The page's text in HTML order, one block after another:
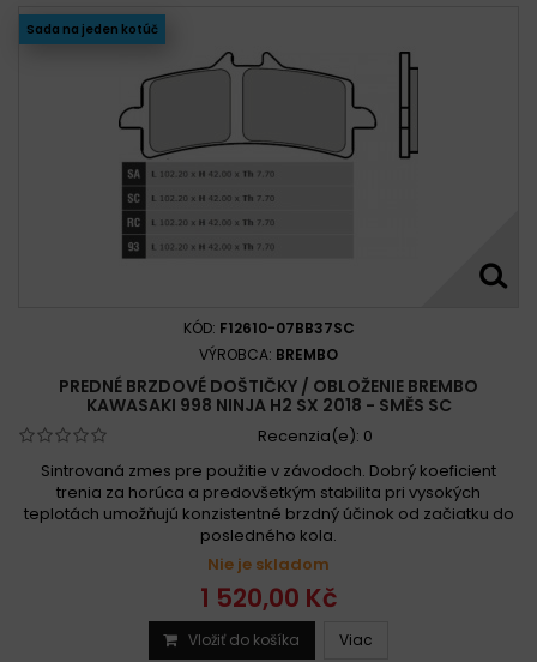
Sada na jeden kotúč
KÓD: F12610-07BB37SC
VÝROBCA: BREMBO
PREDNÉ BRZDOVÉ DOŠTIČKY / OBLOŽENIE BREMBO
KAWASAKI 998 NINJA H2 SX 2018 - SMĚS SC
Recenzia(e): 0
Sintrovaná zmes pre použitie v závodoch. Dobrý koeficient
trenia za horúca a predovšetkým stabilita pri vysokých
teplotách umožňujú konzistentné brzdný účinok od začiatku do
posledného kola.
Nie je skladom
1 520,00 Kč
Vložiť do košíka Viac